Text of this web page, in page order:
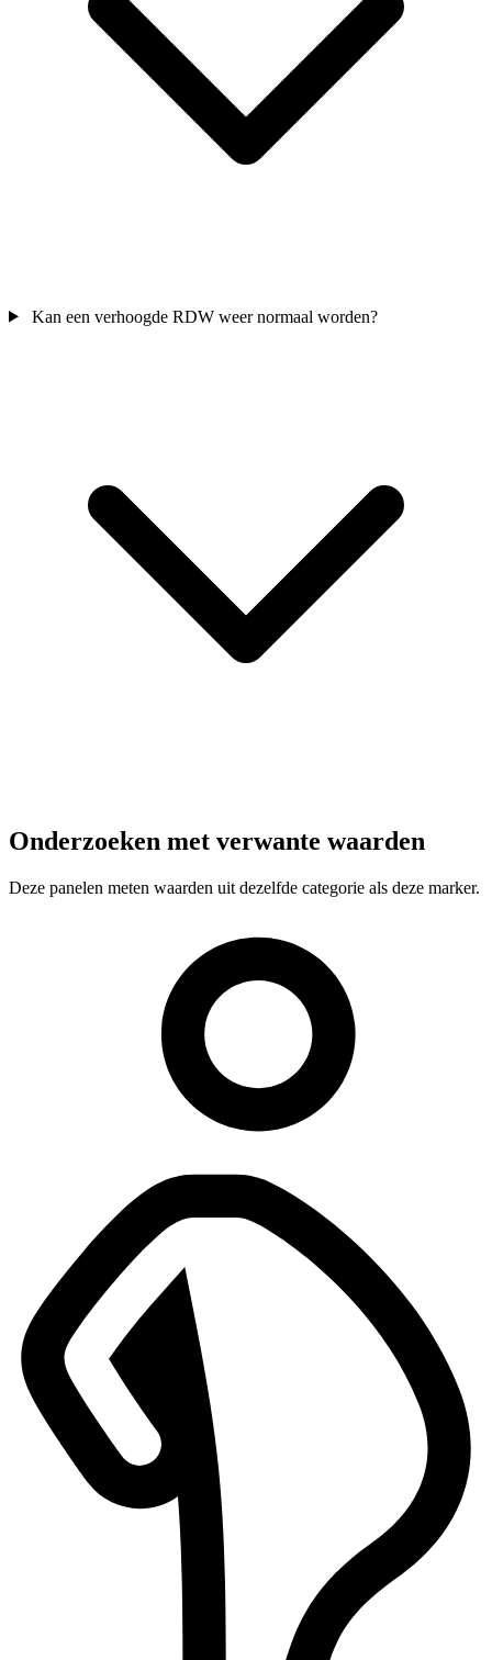
Kan een verhoogde RDW weer normaal worden?
Onderzoeken met verwante waarden
Deze panelen meten waarden uit dezelfde categorie als deze marker.